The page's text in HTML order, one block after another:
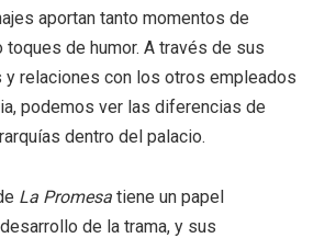
aportan tanto momentos de
toques de humor. A través de sus
y relaciones con los otros empleados
podemos ver las diferencias de
dentro del palacio.
La Promesa tiene un papel
de la trama, y sus